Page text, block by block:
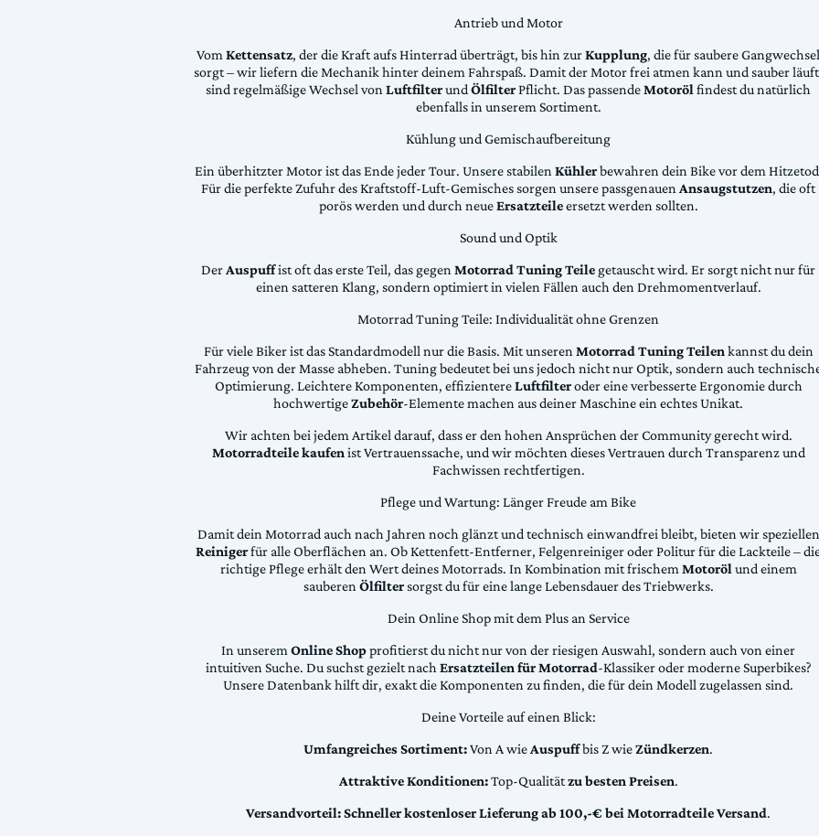
Antrieb und Motor
VomKettensatz, der die Kraft aufs Hinterrad überträgt, bis hin zurKupplung, die für saubere Gangwechsel
sorgt – wir liefern die Mechanik hinter deinem Fahrspaß. Damit der Motor frei atmen kann und sauber
sind regelmäßige Wechsel vonLuftfilterundÖlfilterPflicht. Das passendeMotorölfindest du natürlich
ebenfalls in unserem Sortiment.
Kühlung und Gemischaufbereitung
Ein überhitzter Motor ist das Ende jeder Tour. Unsere stabilenKühlerbewahren dein Bike vor dem
Für die perfekte Zufuhr des Kraftstoff-Luft-Gemisches sorgen unsere passgenauenAnsaugstutzen, die oft
porös werden und durch neueErsatzteileersetzt werden sollten.
Sound und Optik
DerAuspuffist oft das erste Teil, das gegenMotorrad Tuning Teile getauscht wird. Er sorgt nicht nur für
einen satteren Klang, sondern optimiert in vielen Fällen auch den Drehmomentverlauf.
Motorrad Tuning Teile: Individualität ohne Grenzen
Für viele Biker ist das Standardmodell nur die Basis. Mit unserenMotorrad Tuning Teilenkannst du dein
Fahrzeug von der Masse abheben. Tuning bedeutet bei uns jedoch nicht nur Optik, sondern auch
Optimierung. Leichtere Komponenten, effizientereLuftfilteroder eine verbesserte Ergonomie durch
hochwertigeZubehör-Elemente machen aus deiner Maschine ein echtes Unikat.
Wir achten bei jedem Artikel darauf, dass er den hohen Ansprüchen der Community gerecht wird.
Motorradteile kaufenist Vertrauenssache, und wir möchten dieses Vertrauen durch Transparenz und
Fachwissen rechtfertigen.
Pflege und Wartung: Länger Freude am Bike
Damit dein Motorrad auch nach Jahren noch glänzt und technisch einwandfrei bleibt, bieten wir speziellen
Reinigerfür alle Oberflächen an. Ob Kettenfett-Entferner, Felgenreiniger oder Politur für die Lackteile –
richtige Pflege erhält den Wert deines Motorrads. In Kombination mit frischemMotorölund einem
sauberenÖlfiltersorgst du für eine lange Lebensdauer des Triebwerks.
Dein Online Shop mit dem Plus an Service
In unseremOnline Shopprofitierst du nicht nur von der riesigen Auswahl, sondern auch von einer
intuitiven Suche. Du suchst gezielt nachErsatzteilen für Motorrad-Klassiker oder moderne Superbikes?
Unsere Datenbank hilft dir, exakt die Komponenten zu finden, die für dein Modell zugelassen sind.
Deine Vorteile auf einen Blick:
Umfangreiches Sortiment:Von A wieAuspuffbis Z wieZündkerzen.
Attraktive Konditionen:Top-Qualitätzu besten Preisen.
Versandvorteil:Schneller kostenloser Lieferung ab 100,-€ bei Motorradteile Versand.